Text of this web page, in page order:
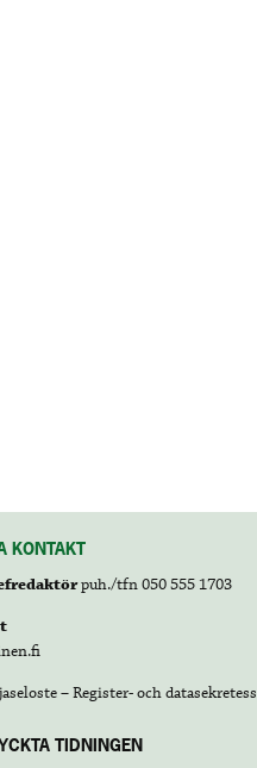
KONTAKT
puh./tfn 050 555 1703
– Register- och datasekretess
TIDNINGEN